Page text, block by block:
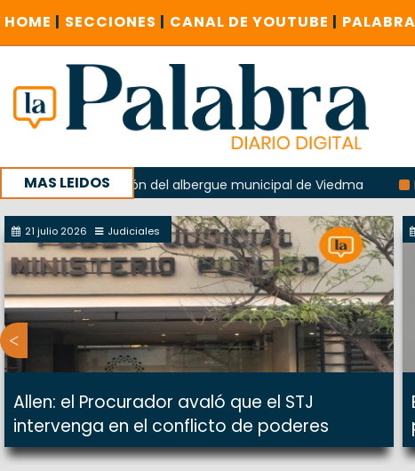
HOME | SECCIONES | CANAL DE YOUTUBE |
MAS LEIDOS
la explosión del albergue municipal de Viedma La
con un encuentro provincial en Roca
21 julio 2026 Judiciales
Allen: el Procurador avaló que el STJ
intervenga en el conflicto de poderes